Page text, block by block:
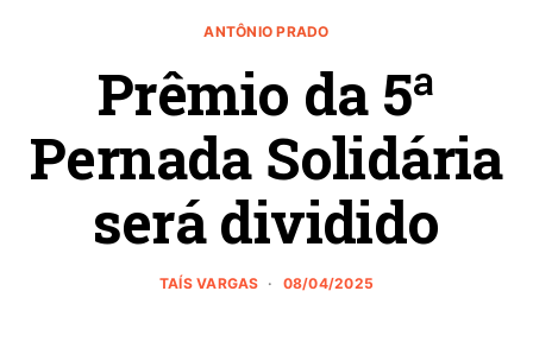
ANTÔNIO PRADO
Prêmio da 5ª
Pernada Solidária
será dividido
TAÍS VARGAS 08/04/2025